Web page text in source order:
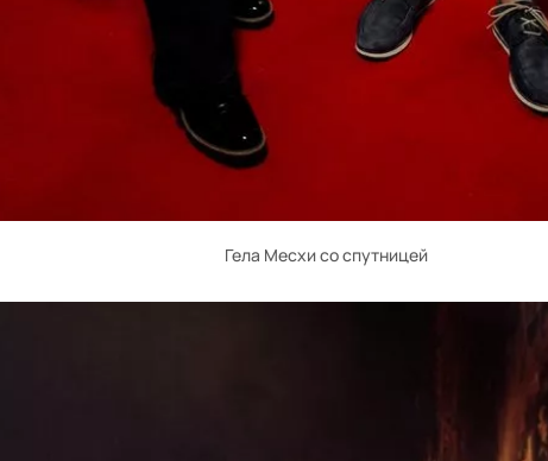
Гела Месхи со спутницей